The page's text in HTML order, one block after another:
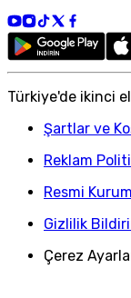
Türkiye'de ikinci
Şartlar ve
Reklam
Resmi
Gizlilik
Çerez